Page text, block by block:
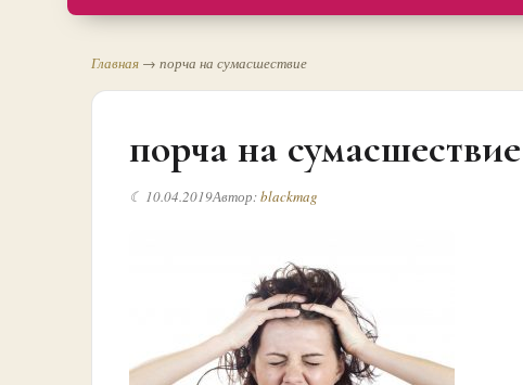
Главная → порча на сумасшествие
порча на сумасшествие
☾ 10.04.2019Автор:blackmag